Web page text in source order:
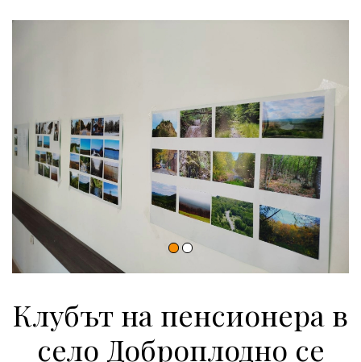
Клубът на пенсионера в
село Доброплодно се